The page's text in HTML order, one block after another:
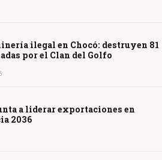
ilegal en Chocó: destruyen 81
por el Clan del Golfo
a liderar exportaciones en
2036